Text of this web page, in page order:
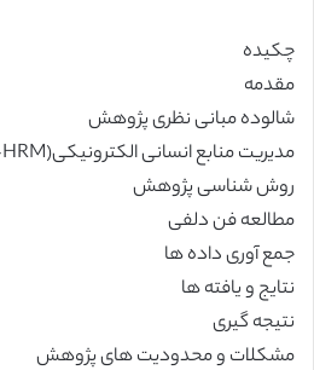
چکیده
مقدمه
شالوده مبانی نظری پژوهش
مدیریت منابع انسانی الکترونیکی(E-HRM)
روش شناسی پژوهش
مطالعه فن دلفی
جمع آوری داده ها
نتایج و یافته ها
نتیجه گیری
مشکلات و محدودیت های پژوهش